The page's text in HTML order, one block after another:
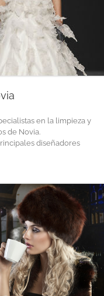
en la limpieza y
de Novia.
diseñadores